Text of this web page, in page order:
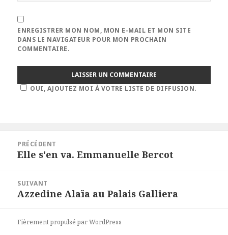
ENREGISTRER MON NOM, MON E-MAIL ET MON SITE
DANS LE NAVIGATEUR POUR MON PROCHAIN
COMMENTAIRE.
OUI, AJOUTEZ MOI À VOTRE LISTE DE DIFFUSION.
l’article
PRÉCÉDENT
Article
Elle s'en va. Emmanuelle Bercot
SUIVANT
Article
Azzedine Alaïa au Palais Galliera
Fièrement propulsé par WordPress